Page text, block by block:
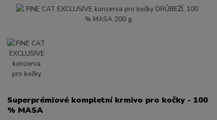
Superprémiové kompletní krmivo pro kočky - 100
% MASA